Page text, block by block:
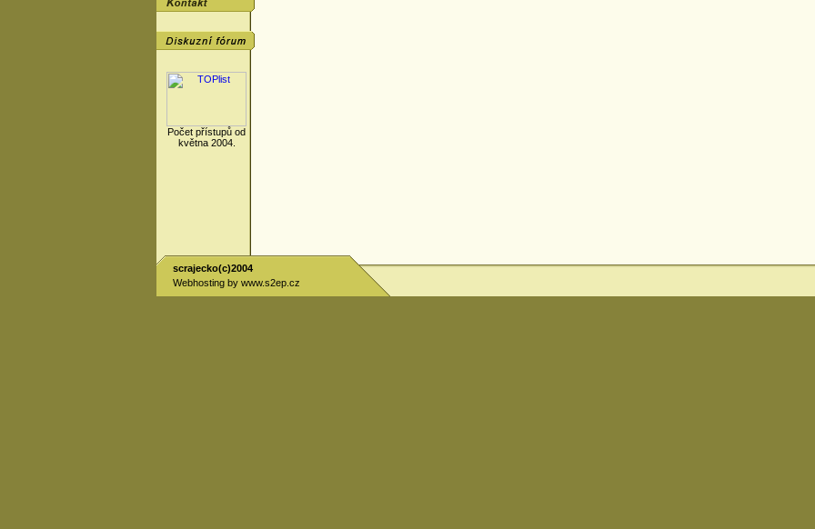
Počet přístupů od
května 2004.
scrajecko(c)2004
Webhosting by www.s2ep.cz